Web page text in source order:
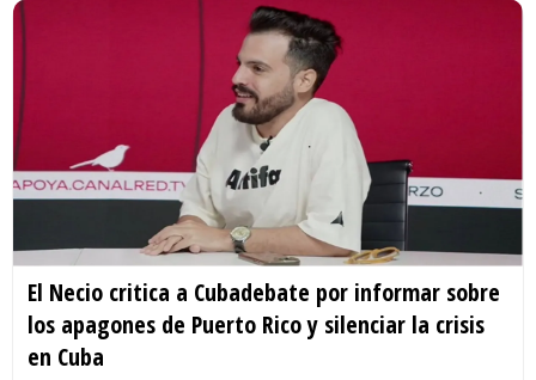
El Necio critica a Cubadebate por informar sobre
los apagones de Puerto Rico y silenciar la crisis
en Cuba